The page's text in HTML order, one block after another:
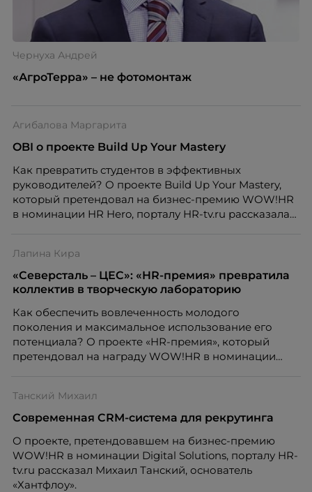
Чернуха Андрей
«АгроТерра» – не фотомонтаж
Агибалова Маргарита
OBI о проекте Build Up Your Mastery
Как превратить студентов в эффективных
руководителей? О проекте Build Up Your Mastery,
который претендовал на бизнес-премию WOW!HR
в номинации HR Hero, порталу HR-tv.ru рассказала
Лапина Кира
«Северсталь – ЦЕС»: «HR-премия» превратила
коллектив в творческую лабораторию
Как обеспечить вовлеченность молодого
поколения и максимальное использование его
потенциала? О проекте «HR-премия», который
претендовал на награду WOW!HR в номинации
Единого Сервиса».
Танский Михаил
Современная CRM-система для рекрутинга
О проекте, претендовавшем на бизнес-премию
WOW!HR в номинации Digital Solutions, порталу HR-
tv.ru рассказал Михаил Танский, основатель
«Хантфлоу».